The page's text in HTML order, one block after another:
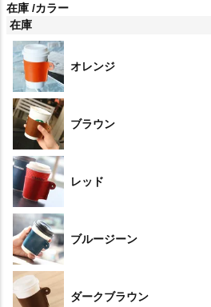
在庫 カラー
在庫
オレンジ
ブラウン
レッド
ブルージーン
ダークブラウン